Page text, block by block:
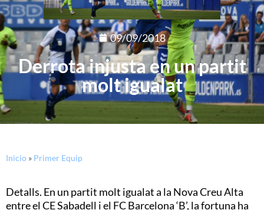
09/09/2018
Derrota injusta en un partit
molt igualat
Inicio » Primer Equip
Detalls. En un partit molt igualat a la Nova Creu Alta
entre el CE Sabadell i el FC Barcelona ‘B’, la fortuna ha